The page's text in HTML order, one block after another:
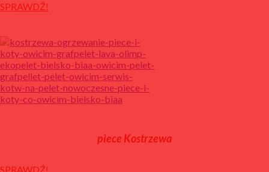
SPRAWDŹ!
piece Kostrzewa
SPRAWDŹ!